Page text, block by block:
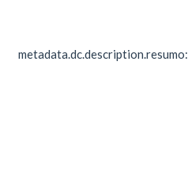
metadata.dc.description.resumo: